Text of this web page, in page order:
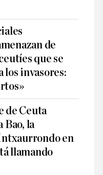
de
que se
los invasores:
de Ceuta
Bao, la
en
llamando